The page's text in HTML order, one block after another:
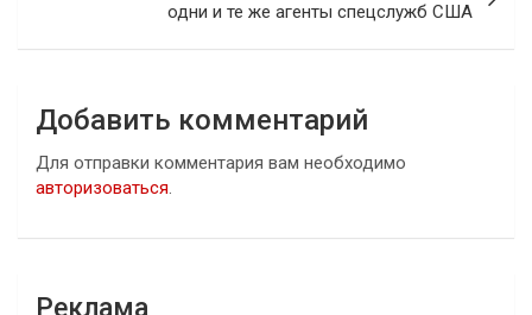
одни и те же агенты спецслужб США
Добавить комментарий
Для отправки комментария вам необходимо
авторизоваться.